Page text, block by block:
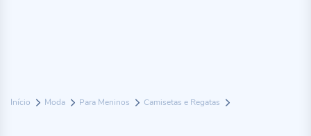
Início Moda Para Meninos Camisetas e Regatas